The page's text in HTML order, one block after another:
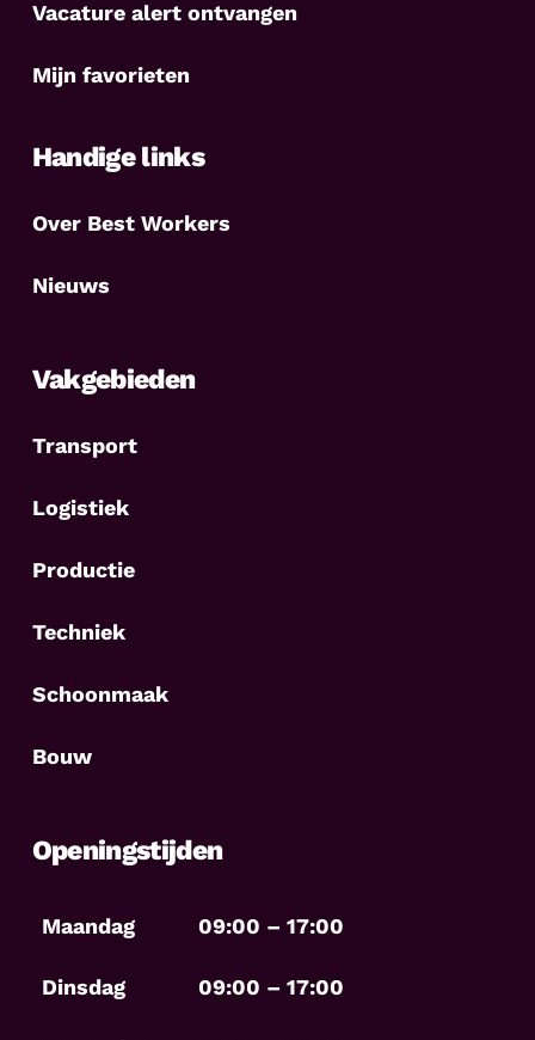
Vacature alert ontvangen
Mijn favorieten
Handige links
Over Best Workers
Nieuws
Vakgebieden
Transport
Logistiek
Productie
Techniek
Schoonmaak
Bouw
Openingstijden
Maandag 09:00 – 17:00
Dinsdag 09:00 – 17:00